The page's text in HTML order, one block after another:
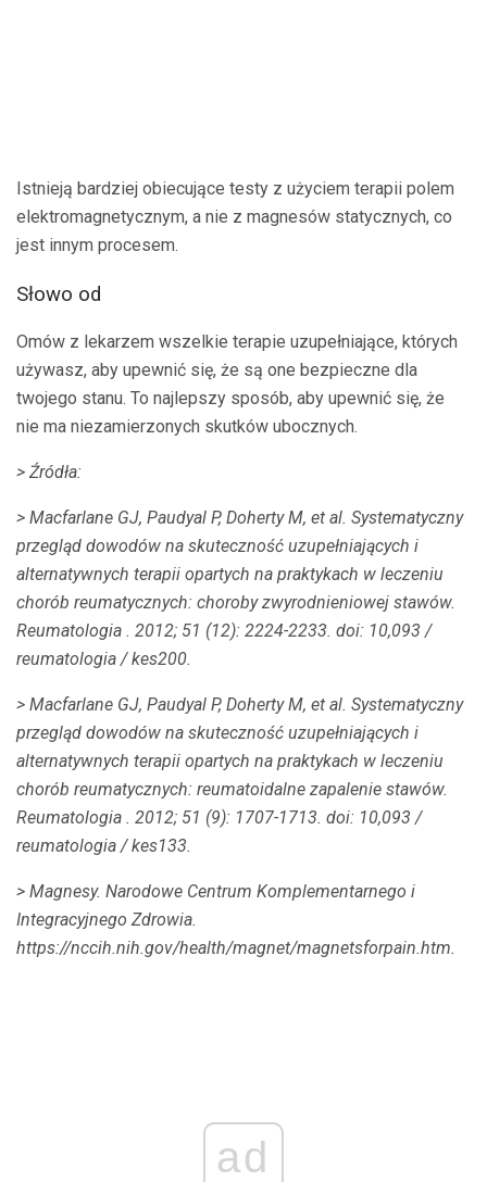
Istnieją bardziej obiecujące testy z użyciem terapii polem
elektromagnetycznym, a nie z magnesów statycznych, co
jest innym procesem.
Słowo od
Omów z lekarzem wszelkie terapie uzupełniające, których
używasz, aby upewnić się, że są one bezpieczne dla
twojego stanu. To najlepszy sposób, aby upewnić się, że
nie ma niezamierzonych skutków ubocznych.
> Źródła:
> Macfarlane GJ, Paudyal P, Doherty M, et al. Systematyczny
przegląd dowodów na skuteczność uzupełniających i
alternatywnych terapii opartych na praktykach w leczeniu
chorób reumatycznych: choroby zwyrodnieniowej stawów.
Reumatologia . 2012; 51 (12): 2224-2233. doi: 10,093 /
reumatologia / kes200.
> Macfarlane GJ, Paudyal P, Doherty M, et al. Systematyczny
przegląd dowodów na skuteczność uzupełniających i
alternatywnych terapii opartych na praktykach w leczeniu
chorób reumatycznych: reumatoidalne zapalenie stawów.
Reumatologia . 2012; 51 (9): 1707-1713. doi: 10,093 /
reumatologia / kes133.
> Magnesy. Narodowe Centrum Komplementarnego i
Integracyjnego Zdrowia.
https://nccih.nih.gov/health/magnet/magnetsforpain.htm.
ad